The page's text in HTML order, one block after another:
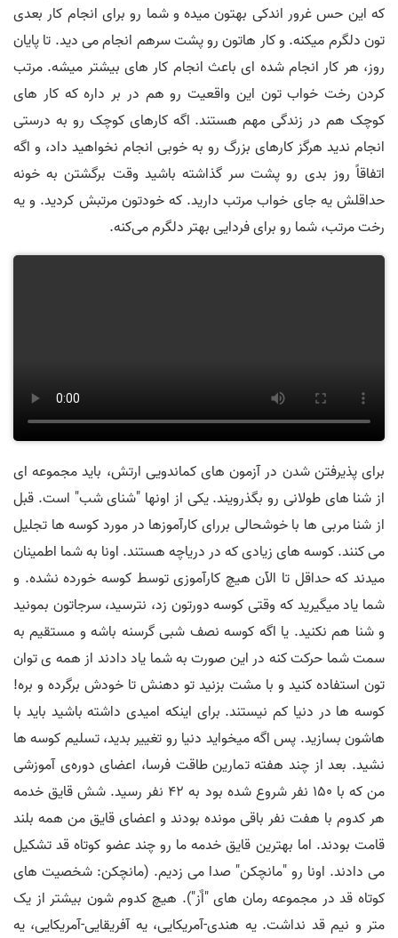
که این حس غرور اندکی بهتون میده و شما رو برای انجام کار بعدی
تون دلگرم میکنه. و کار هاتون رو پشت سرهم انجام می دید. تا پایان
روز، هر کار انجام شده ای باعث انجام کار های بیشتر میشه. مرتب
کردن رخت خواب تون این واقعیت رو هم در بر داره که کار های
کوچک هم در زندگی مهم هستند. اگه کارهای کوچک رو به درستی
انجام ندید هرگز کارهای بزرگ رو به خوبی انجام نخواهید داد، و اگه
اتفاقاً روز بدی رو پشت سر گذاشته باشید وقت برگشتن به خونه
حداقلش یه جای خواب مرتب دارید. که خودتون مرتبش کردید. و یه
رخت مرتب، شما رو برای فردایی بهتر دلگرم می‌کنه.
برای پذیرفتن شدن در آزمون های کماندویی ارتش، باید مجموعه ای
از شنا های طولانی رو بگذرویند. یکی از اونها "شنای شب" است. قبل
از شنا مربی ها با خوشحالی بررای کارآموزها در مورد کوسه ها تجلیل
می کنند. کوسه های زیادی که در دریاچه هستند. اونا به شما اطمینان
میدند که حداقل تا الآن هیچ کارآموزی توسط کوسه خورده نشده. و
شما یاد میگیرید که وقتی کوسه دورتون زد، نترسید، سرجاتون بمونید
و شنا هم نکنید. یا اگه کوسه نصف شبی گرسنه باشه و مستقیم به
سمت شما حرکت کنه در این صورت به شما یاد دادند از همه ی توان
تون استفاده کنید و با مشت بزنید تو دهنش تا خودش برگرده و بره!
کوسه ها در دنیا کم نیستند. برای اینکه امیدی داشته باشید باید با
هاشون بسازید. پس اگه میخواید دنیا رو تغییر بدید، تسلیم کوسه ها
نشید. بعد از چند هفته تمارین طاقت فرسا، اعضا‌ی دوره‌ی آموزشی
من که با 150 نفر شروع شده بود به 42 نفر رسید. شش قایق خدمه
هر کدوم با هفت نفر باقی مونده بودند و اعضای قایق من همه بلند
قامت بودند. اما بهترین قایق خدمه ما رو چند عضو کوتاه قد تشکیل
می دادند. اونا رو "مانچکن" صدا می زدیم. (مانچکن: شخصیت های
کوتاه قد در مجموعه رمان های "اٌز"). هیچ کدوم شون بیشتر از یک
متر و نیم قد نداشت. یه هندی-آمریکایی، یه آفریقایی-آمریکایی، یه